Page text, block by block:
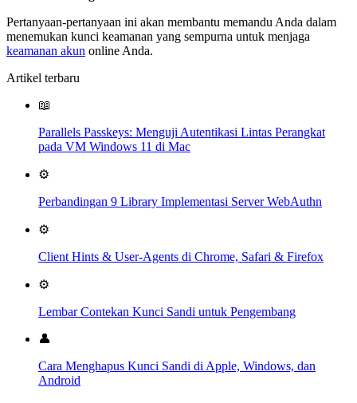
Pertanyaan-pertanyaan ini akan membantu memandu Anda dalam
menemukan kunci keamanan yang sempurna untuk menjaga
keamanan akun online Anda.
Artikel terbaru
📖
Parallels Passkeys: Menguji Autentikasi Lintas Perangkat
pada VM Windows 11 di Mac
⚙️
Perbandingan 9 Library Implementasi Server WebAuthn
⚙️
Client Hints & User-Agents di Chrome, Safari & Firefox
⚙️
Lembar Contekan Kunci Sandi untuk Pengembang
👤
Cara Menghapus Kunci Sandi di Apple, Windows, dan
Android